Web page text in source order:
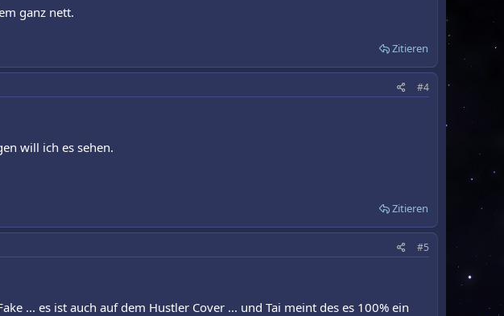
ganz nett.
Zitieren
#4
will ich es sehen.
Zitieren
#5
... es ist auch auf dem Hustler Cover ... und Tai meint des es 100% ein